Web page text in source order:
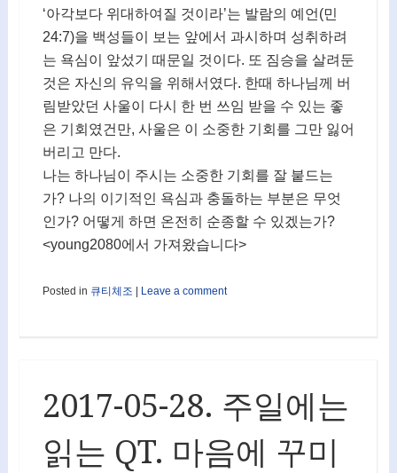
‘아각보다 위대하여질 것이라’는 발람의 예언(민
24:7)을 백성들이 보는 앞에서 과시하며 성취하려
는 욕심이 앞섰기 때문일 것이다. 또 짐승을 살려둔
것은 자신의 유익을 위해서였다. 한때 하나님께 버
림받았던 사울이 다시 한 번 쓰임 받을 수 있는 좋
은 기회였건만, 사울은 이 소중한 기회를 그만 잃어
버리고 만다.
나는 하나님이 주시는 소중한 기회를 잘 붙드는
가? 나의 이기적인 욕심과 충돌하는 부분은 무엇
인가? 어떻게 하면 온전히 순종할 수 있겠는가?
<young2080에서 가져왔습니다>
Posted in 큐티체조 Leave a comment
2017-05-28. 주일에는
읽는 QT. 마음에 꾸미